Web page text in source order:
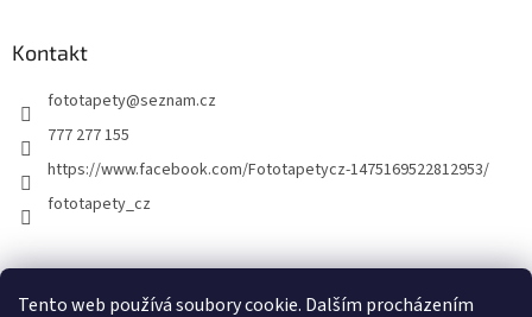
Tento web používá soubory cookie. Dalším procházením
Kontakt
fototapety@seznam.cz
777 277 155
https://www.facebook.com/Fototapetycz-1475169522812953/
fototapety_cz